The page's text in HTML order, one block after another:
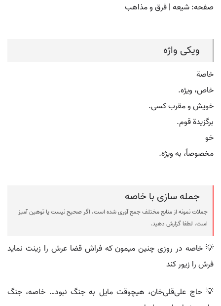
صفحه: شیعه | فرق و مذاهب
ویکی واژه
خاصة
خاص، ویژه.
خویش و مقرب کسی.
برگزیدة قوم.
خو
مخصوصاً، به ویژه.
جمله سازی با خاصه
جملات نمونه از منابع مختلف جمع آوری شده است، اگر صحیح نیست یا توهین آمیز
است، لطفا گزارش دهید.
💡 خاصه در روزی چنین میمون که فراش قضا عرش را زینت نماید
فرش را زیور کند
💡 حاج علی‌قلی‌خان، هیچوقت مایل به جنگ نبود… خاصه، جنگ